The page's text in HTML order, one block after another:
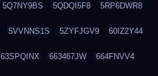
5Q7NY9BS 5QDQI5F8 5RP6DWR8
5VVNNS1S 5ZYFJGV9 60IZ2Y44
63SPQINX 663467JW 664FNVV4